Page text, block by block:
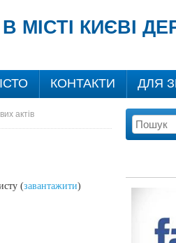
МІСТІ КИЄВІ
КОНТАКТИ ДЛЯ
актів
(завантажити)